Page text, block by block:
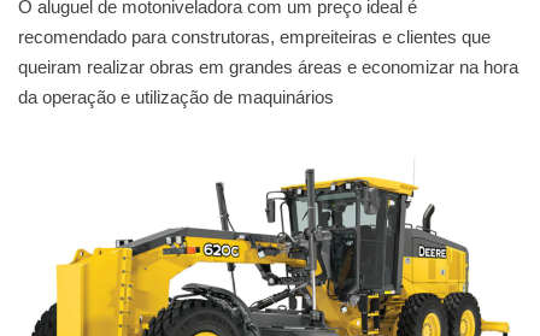
O aluguel de motoniveladora com um preço ideal é
recomendado para construtoras, empreiteiras e clientes que
queiram realizar obras em grandes áreas e economizar na hora
da operação e utilização de maquinários